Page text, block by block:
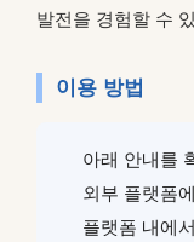
발전을 경험할 수
이용 방법
아래 안내를
외부 플랫폼
플랫폼 내에